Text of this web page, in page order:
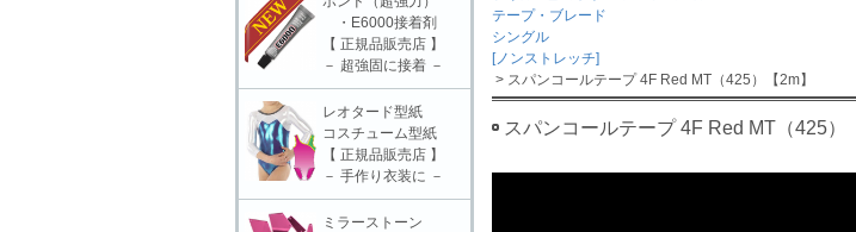
テープ・ブレード
シングル
[ノンストレッチ]
> スパンコールテープ 4F Red MT（425）【2m】
スパンコールテープ 4F Red MT（425）
・E6000接着剤
【 正規品販売店 】
－ 超強固に接着 －
レオタード型紙
コスチューム型紙
【 正規品販売店 】
－ 手作り衣装に －
ミラーストーン